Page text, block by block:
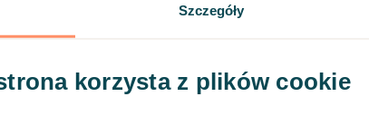
Szczegóły
korzysta z plików cookie
Karolina spadła mi z nieba. Przed